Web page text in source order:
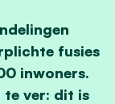
fusies
inwoners.
te ver: dit is